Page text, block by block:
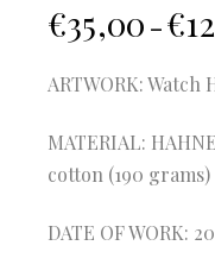
€35,00 – €
ARTWORK: Watch
MATERIAL:
cotton (190 grams)
DATE OF WORK: